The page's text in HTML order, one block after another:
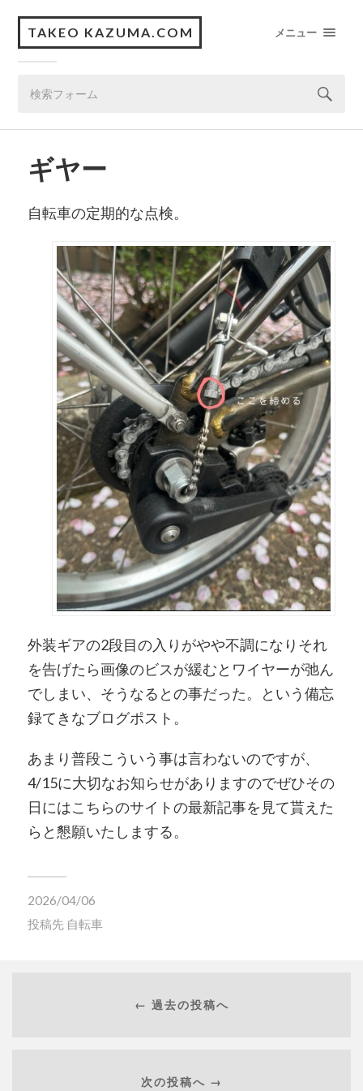
TAKEO KAZUMA.COM メニュー
ギヤー
自転車の定期的な点検。
外装ギアの2段目の入りがやや不調になりそれ
を告げたら画像のビスが緩むとワイヤーが弛ん
でしまい、そうなるとの事だった。という備忘
録てきなブログポスト。
あまり普段こういう事は言わないのですが、
4/15に大切なお知らせがありますのでぜひその
日にはこちらのサイトの最新記事を見て貰えた
らと懇願いたしまする。
2026/04/06
投稿先 自転車
← 過去の投稿へ
次の投稿へ →